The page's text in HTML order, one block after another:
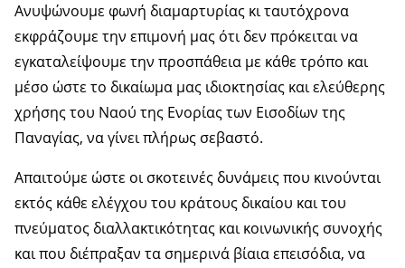
Ανυψώνουμε φωνή διαμαρτυρίας κι ταυτόχρονα
εκφράζουμε την επιμονή μας ότι δεν πρόκειται να
εγκαταλείψουμε την προσπάθεια με κάθε τρόπο και
μέσο ώστε το δικαίωμα μας ιδιοκτησίας και ελεύθερης
χρήσης του Ναού της Ενορίας των Εισοδίων της
Παναγίας, να γίνει πλήρως σεβαστό.
Απαιτούμε ώστε οι σκοτεινές δυνάμεις που κινούνται
εκτός κάθε ελέγχου του κράτους δικαίου και του
πνεύματος διαλλακτικότητας και κοινωνικής συνοχής
και που διέπραξαν τα σημερινά βίαια επεισόδια, να